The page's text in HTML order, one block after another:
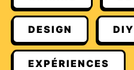
DESIGN
EXPÉRIENCES